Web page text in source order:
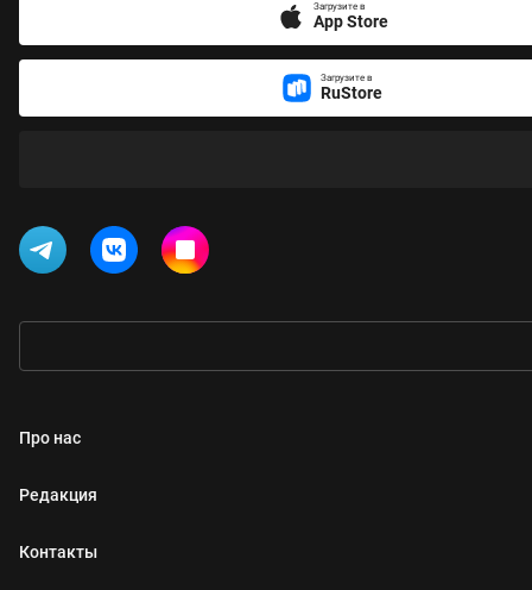
Загрузите в
App Store
Загрузите в
RuStore
Про нас
Редакция
Контакты